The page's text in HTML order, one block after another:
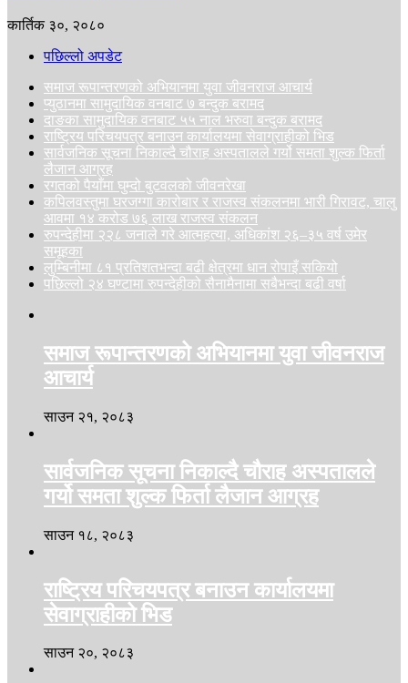
कार्तिक ३०, २०८०
पछिल्लो अपडेट
समाज रूपान्तरणको अभियानमा युवा जीवनराज आचार्य
प्युठानमा सामुदायिक वनबाट ७ बन्दुक बरामद
दाङका सामुदायिक वनबाट ५५ नाल भरुवा बन्दुक बरामद
राष्ट्रिय परिचयपत्र बनाउन कार्यालयमा सेवाग्राहीको भिड
सार्वजनिक सूचना निकाल्दै चौराह अस्पतालले गर्यो समता शुल्क फिर्ता
लैजान आग्रह
रगतको पैयाँमा घुम्दो बुटवलको जीवनरेखा
कपिलवस्तुमा घरजग्गा कारोबार र राजस्व संकलनमा भारी गिरावट, चालु
आवमा १४ करोड ७६ लाख राजस्व संकलन
रुपन्देहीमा २२८ जनाले गरे आत्महत्या, अधिकांश २६–३५ वर्ष उमेर
समूहका
लुम्बिनीमा ८१ प्रतिशतभन्दा बढी क्षेत्रमा धान रोपाइँ सकियो
पछिल्लो २४ घण्टामा रुपन्देहीको सैनामैनामा सबैभन्दा बढी वर्षा
समाज रूपान्तरणको अभियानमा युवा जीवनराज
आचार्य
साउन २१, २०८३
सार्वजनिक सूचना निकाल्दै चौराह अस्पतालले
गर्यो समता शुल्क फिर्ता लैजान आग्रह
साउन १८, २०८३
राष्ट्रिय परिचयपत्र बनाउन कार्यालयमा
सेवाग्राहीको भिड
साउन २०, २०८३